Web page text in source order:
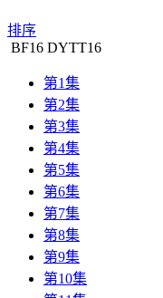
排序
BF16 DYTT16
第1集
第2集
第3集
第4集
第5集
第6集
第7集
第8集
第9集
第10集